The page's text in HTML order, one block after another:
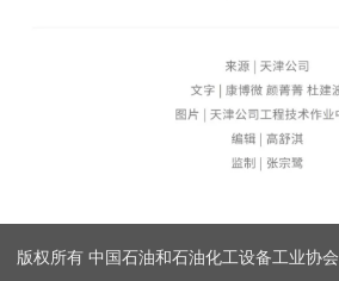
版权所有 中国石油和石油化工设备工业协会